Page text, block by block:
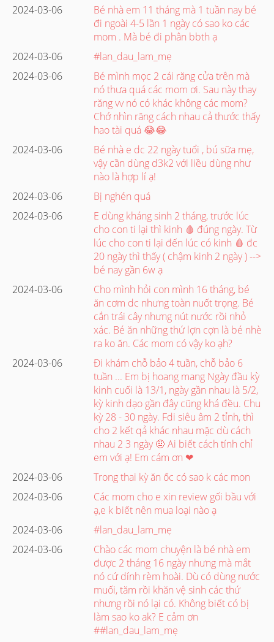
2024-03-06
Bé nhà em 11 tháng mà 1 tuần nay bé
đi ngoài 4-5 lần 1 ngày có sao ko các
mom . Mà bé đi phân bbth ạ
2024-03-06
#lan_dau_lam_mẹ
2024-03-06
Bé mình mọc 2 cái răng cửa trên mà
nó thưa quá các mom ơi. Sau này thay
răng vv nó có khác không các mom?
Chớ nhìn răng cách nhau cả thước thấy
hao tài quá 😂😂
2024-03-06
Bé nhà e dc 22 ngày tuổi , bú sữa mẹ,
vậy cần dùng d3k2 với liều dùng như
nào là hợp lí ạ!
2024-03-06
Bị nghén quá
2024-03-06
E dùng kháng sinh 2 tháng, trước lúc
cho con ti lại thì kinh 🩸 đúng ngày. Từ
lúc cho con ti lại đến lúc có kinh 🩸 đc
20 ngày thì thấy ( chậm kinh 2 ngày ) -->
bé nay gần 6w ạ
2024-03-06
Cho mình hỏi con mình 16 tháng, bé
ăn cơm dc nhưng toàn nuốt trọng. Bé
cắn trái cây nhưng nút nước rồi nhỏ
xác. Bé ăn những thứ lợn cợn là bé nhè
ra ko ăn. Các mom có vậy ko ạh?
2024-03-06
Đi khám chỗ bảo 4 tuần, chỗ bảo 6
tuần ... Em bị hoang mang Ngày đầu kỳ
kinh cuối là 13/1, ngày gần nhau là 5/2,
kỳ kinh dạo gần đây cũng khá đều. Chu
kỳ 28 - 30 ngày. Fdi siêu âm 2 tỉnh, thì
cho 2 kết qả khác nhau mặc dù cách
nhau 2 3 ngày 🤨 Ai biết cách tính chỉ
em với ạ! Em cám ơn ❤
2024-03-06
Trong thai kỳ ăn ốc có sao k các mon
2024-03-06
Các mom cho e xin review gối bầu với
ạ,e k biết nên mua loại nào ạ
2024-03-06
#lan_dau_lam_mẹ
2024-03-06
Chào các mom chuyện là bé nhà em
được 2 tháng 16 ngày nhưng mà mắt
nó cứ dính rèm hoài. Dù có dùng nước
muối, tăm rồi khăn vệ sinh các thứ
nhưng rồi nó lại có. Không biết có bị
làm sao ko ak? E cảm ơn
##lan_dau_lam_mẹ